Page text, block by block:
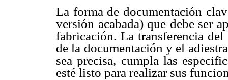
La forma de documentación
versión acabada) que debe ser
fabricación. La transferencia
de la documentación y el
sea precisa, cumpla las
esté listo para realizar sus